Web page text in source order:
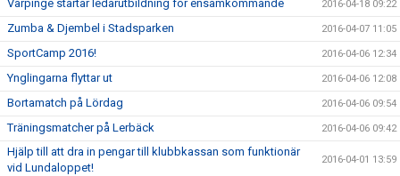
Värpinge startar ledarutbildning för ensamkommande 2016-04-18 09:22
Zumba & Djembel i Stadsparken 2016-04-07 11:05
SportCamp 2016! 2016-04-06 12:34
Ynglingarna flyttar ut 2016-04-06 12:08
Bortamatch på Lördag 2016-04-06 09:54
Träningsmatcher på Lerbäck 2016-04-06 09:42
Hjälp till att dra in pengar till klubbkassan som funktionär
vid Lundaloppet!
2016-04-01 13:59